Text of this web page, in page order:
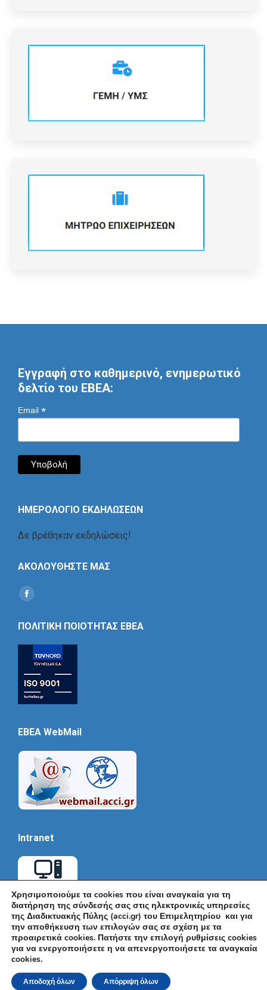
Εγγραφή στο καθημερινό, ενημερωτικό
δελτίο του ΕΒΕΑ:
Email *
ΗΜΕΡΟΛΟΓΙΟ ΕΚΔΗΛΩΣΕΩΝ
Δε βρέθηκαν εκδηλώσεις!
ΑΚΟΛΟΥΘΗΣΤΕ ΜΑΣ
Find us on:
Social
ΠΟΛΙΤΙΚΗ ΠΟΙΟΤΗΤΑΣ ΕΒΕΑ
EBEA WebMail
Intranet
© Εμπορικό και Βιομηχανικό Επιμελητήριο Αθηνών 2026 |
Ακαδημίας 7, ΤΚ: 10671, Αθήνα, Τηλ: +30 210 3604815, e-mail:
info@acci.gr
Χρησιμοποιούμε τα cookies που είναι αναγκαία για τη
διατήρηση της σύνδεσής σας στις ηλεκτρονικές υπηρεσίες
της Διαδικτυακής Πύλης (acci.gr) του Επιμελητηρίου και για
την αποθήκευση των επιλογών σας σε σχέση με τα
προαιρετικά cookies. Πατήστε την επιλογή ρυθμίσεις cookies
για να ενεργοποιήσετε η να απενεργοποιήσετε τα αναγκαία
cookies.
Αποδοχή όλων Απόρριψη όλων